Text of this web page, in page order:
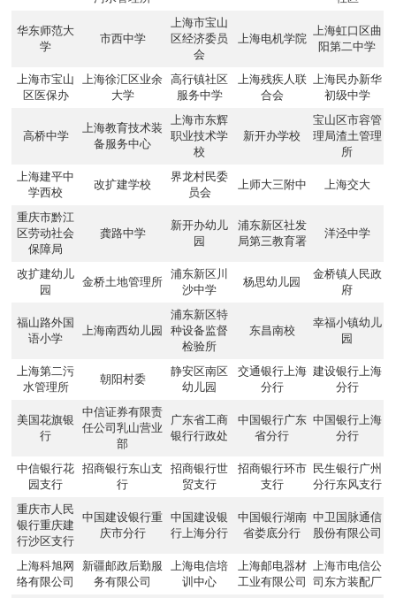
华东师范大
学
市西中学
上海市宝山
区经济委员
会
上海电机学院
上海虹口区曲
阳第二中学
上海市宝山
区医保办
上海徐汇区业余
大学
高行镇社区
服务中学
上海残疾人联
合会
上海民办新华
初级中学
高桥中学
上海教育技术装
备服务中心
上海市东辉
职业技术学
校
新开办学校
宝山区市容管
理局渣土管理
所
上海建平中
学西校
改扩建学校
界龙村民委
员会
上师大三附中 上海交大
重庆市黔江
区劳动社会
保障局
龚路中学
新开办幼儿
园
浦东新区社发
局第三教育署
洋泾中学
改扩建幼儿
园
金桥土地管理所
浦东新区川
沙中学
杨思幼儿园
金桥镇人民政
府
福山路外国
语小学
上海南西幼儿园
浦东新区特
种设备监督
检验所
东昌南校
幸福小镇幼儿
园
上海第二污
水管理所
朝阳村委
静安区南区
幼儿园
交通银行上海
分行
建设银行上海
分行
美国花旗银
行
中信证券有限责
任公司乳山营业
部
广东省工商
银行行政处
中国银行广东
省分行
中国银行上海
分行
中信银行花
园支行
招商银行东山支
行
招商银行世
贸支行
招商银行环市
支行
民生银行广州
分行东风支行
重庆市人民
银行重庆建
行沙区支行
中国建设银行重
庆市分行
中国建设银
行上海分行
中国银行湖南
省娄底分行
中卫国脉通信
股份有限公司
上海科旭网
络有限公司
新疆邮政后勤服
务有限公司
上海电信培
训中心
上海邮电器材
工业有限公司
上海市电信公
司东方装配厂